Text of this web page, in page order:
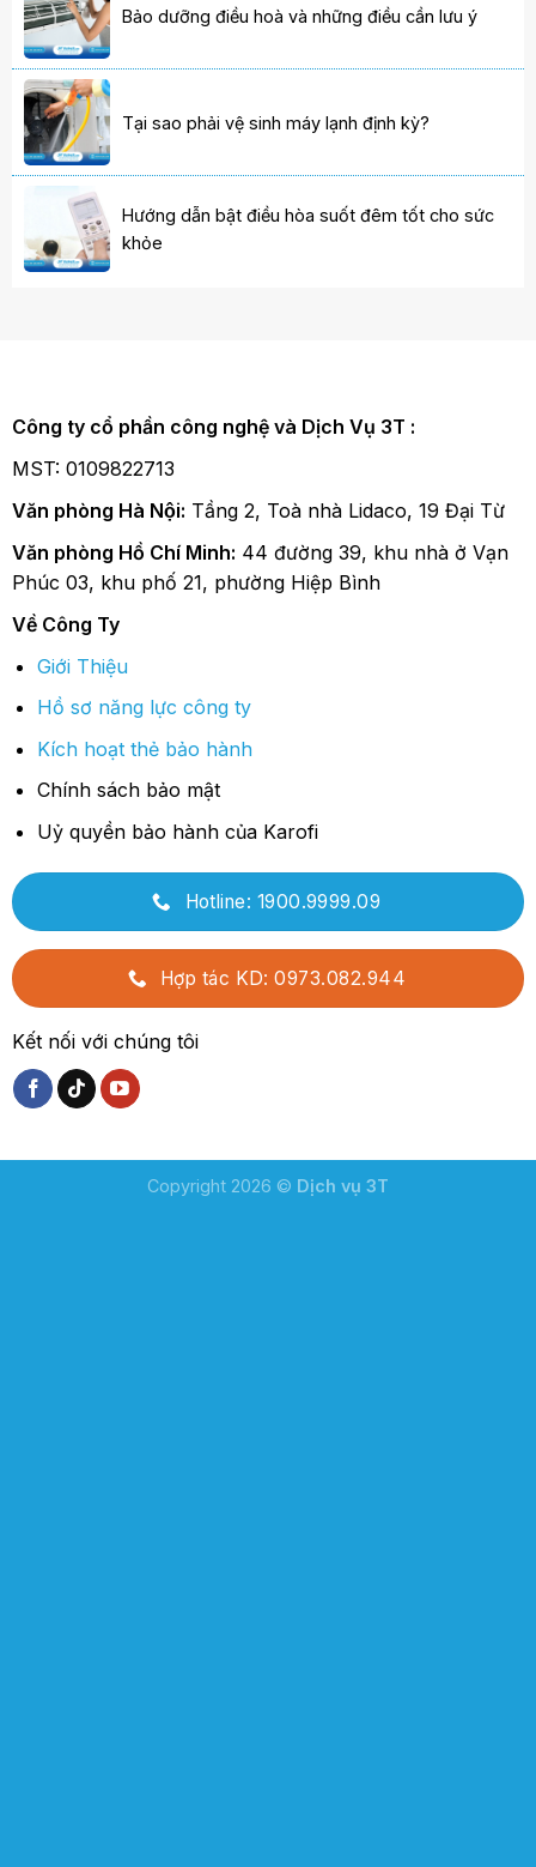
Bảo dưỡng điều hoà và những điều cần lưu ý
Tại sao phải vệ sinh máy lạnh định kỳ?
Hướng dẫn bật điều hòa suốt đêm tốt cho sức
khỏe
Công ty cổ phần công nghệ và Dịch Vụ 3T :
MST: 0109822713
Văn phòng Hà Nội: Tầng 2, Toà nhà Lidaco, 19 Đại Từ
Văn phòng Hồ Chí Minh: 44 đường 39, khu nhà ở Vạn
Phúc 03, khu phố 21, phường Hiệp Bình
Về Công Ty
Giới Thiệu
Hồ sơ năng lực công ty
Kích hoạt thẻ bảo hành
Chính sách bảo mật
Uỷ quyền bảo hành của Karofi
Hotline: 1900.9999.09
Hợp tác KD: 0973.082.944
Kết nối với chúng tôi
Copyright 2026 © Dịch vụ 3T